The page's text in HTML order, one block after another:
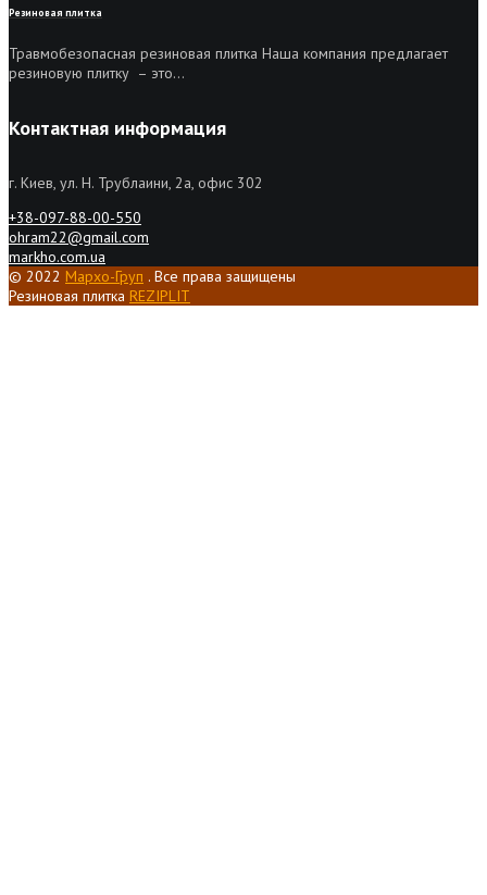
Резиновая плитка
Травмобезопасная резиновая плитка Наша компания предлагает
резиновую плитку – это...
Контактная информация
г. Киев, ул. Н. Трублаини, 2а, офис 302
+38-097-88-00-550
ohram22@gmail.com
markho.com.ua
© 2022 Мархо-Груп . Все права защищены
Резиновая плитка REZIPLIT